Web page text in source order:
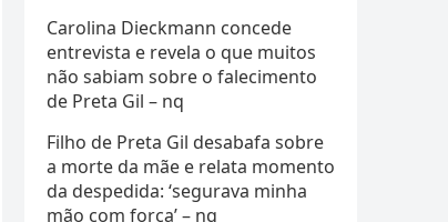
Carolina Dieckmann concede
entrevista e revela o que muitos
não sabiam sobre o falecimento
de Preta Gil – nq
Filho de Preta Gil desabafa sobre
a morte da mãe e relata momento
da despedida: ‘segurava minha
mão com força’ – nq